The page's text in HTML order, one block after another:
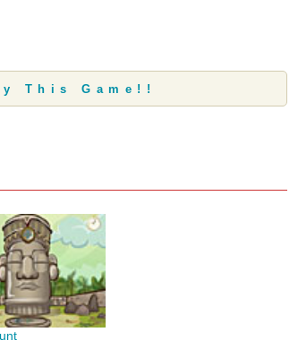
This Game!!